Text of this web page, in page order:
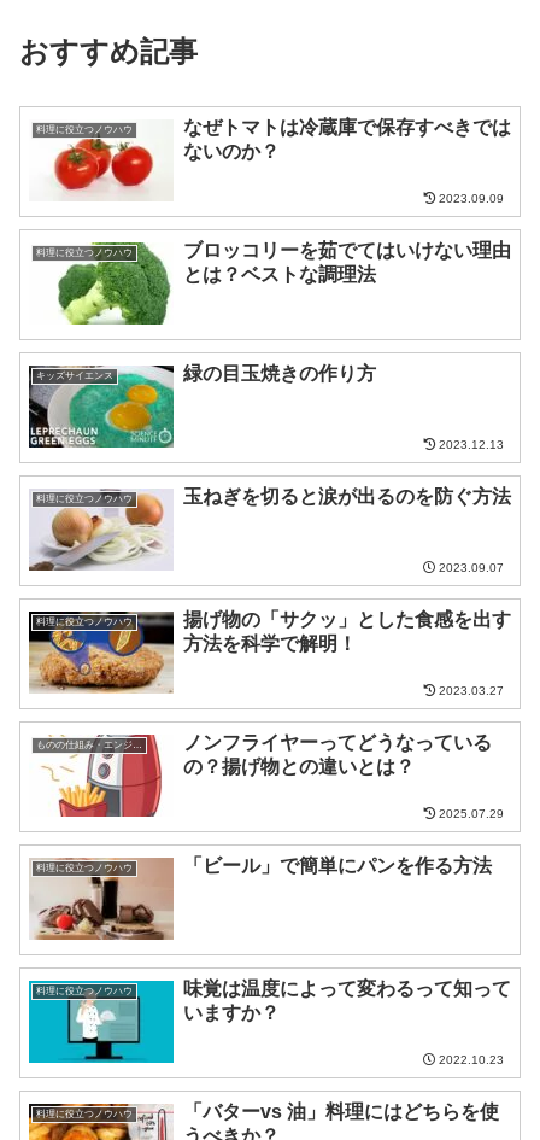
おすすめ記事
料理に役立つノウハウ
なぜトマトは冷蔵庫で保存すべきでは
ないのか？
2023.09.09
料理に役立つノウハウ
ブロッコリーを茹でてはいけない理由
とは？ベストな調理法
キッズサイエンス 緑の目玉焼きの作り方
2023.12.13
料理に役立つノウハウ 玉ねぎを切ると涙が出るのを防ぐ方法
2023.09.07
料理に役立つノウハウ
揚げ物の「サクッ」とした食感を出す
方法を科学で解明！
2023.03.27
ものの仕組み・エンジニア
ノンフライヤーってどうなっている
の？揚げ物との違いとは？
2025.07.29
料理に役立つノウハウ 「ビール」で簡単にパンを作る方法
料理に役立つノウハウ
味覚は温度によって変わるって知って
いますか？
2022.10.23
料理に役立つノウハウ
「バターvs 油」料理にはどちらを使
うべきか？